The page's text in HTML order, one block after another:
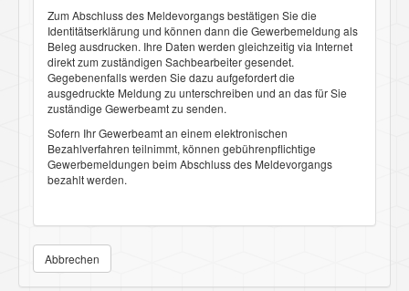
Zum Abschluss des Meldevorgangs bestätigen Sie die
Identitätserklärung und können dann die Gewerbemeldung als
Beleg ausdrucken. Ihre Daten werden gleichzeitig via Internet
direkt zum zuständigen Sachbearbeiter gesendet.
Gegebenenfalls werden Sie dazu aufgefordert die
ausgedruckte Meldung zu unterschreiben und an das für Sie
zuständige Gewerbeamt zu senden.
Sofern Ihr Gewerbeamt an einem elektronischen
Bezahlverfahren teilnimmt, können gebührenpflichtige
Gewerbemeldungen beim Abschluss des Meldevorgangs
bezahlt werden.